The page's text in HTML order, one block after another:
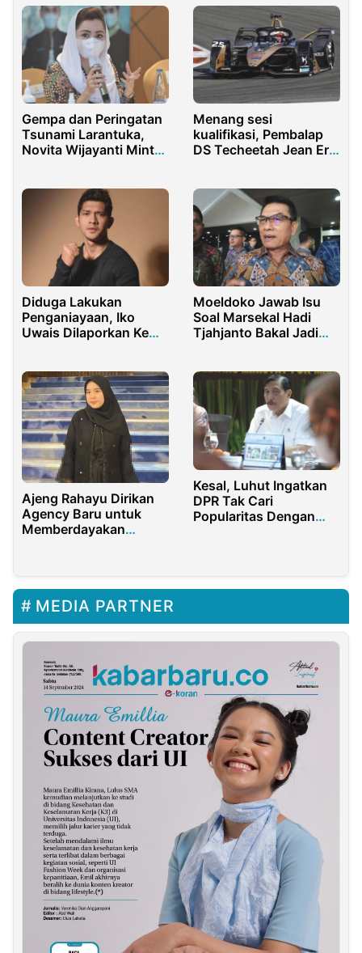
Gempa dan Peringatan
Tsunami Larantuka,
Novita Wijayanti Minta
Menang sesi
kualifikasi, Pembalap
DS Techeetah Jean Eric
Diduga Lakukan
Penganiayaan, Iko
Uwais Dilaporkan Ke
Moeldoko Jawab Isu
Soal Marsekal Hadi
Tjahjanto Bakal Jadi
Ajeng Rahayu Dirikan
Agency Baru untuk
Memberdayakan
Uang Hanya dengan
Smartphone
Kesal, Luhut Ingatkan
DPR Tak Cari
Popularitas Dengan
MEDIA PARTNER